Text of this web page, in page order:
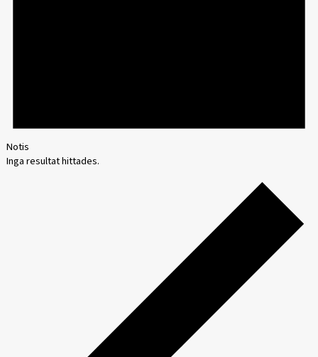
Notis
Inga resultat hittades.